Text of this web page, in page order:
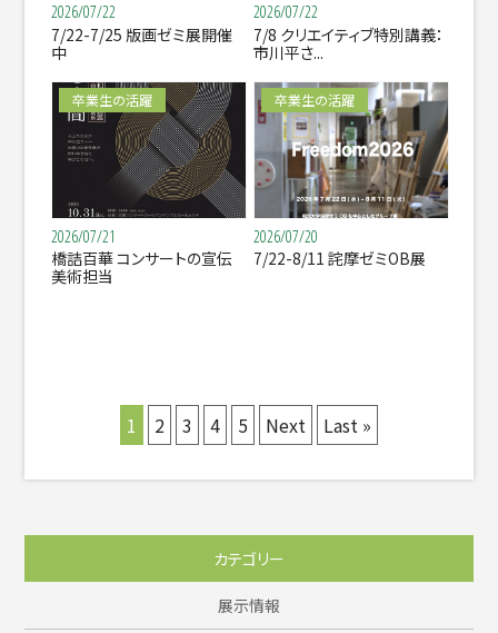
2026/07/22
7/22-7/25 版画ゼミ展開催
中
2026/07/22
7/8 クリエイティブ特別講義：
市川平さ...
卒業生の活躍
2026/07/21
橋詰百華 コンサートの宣伝
美術担当
卒業生の活躍
2026/07/20
7/22-8/11 詫摩ゼミOB展
1 2 3 4 5 Next Last »
カテゴリー
展示情報